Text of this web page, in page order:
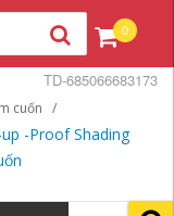
0
cuốn
-Proof Shading
TD-685066683173